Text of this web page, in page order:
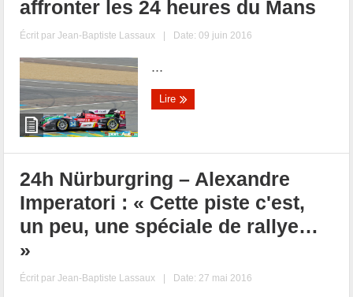
affronter les 24 heures du Mans
Écrit parJean-Baptiste Lassaux | Date: 09 juin 2016
...
Lire
24h Nürburgring – Alexandre
Imperatori : « Cette piste c'est,
un peu, une spéciale de rallye…
»
Écrit parJean-Baptiste Lassaux | Date: 27 mai 2016